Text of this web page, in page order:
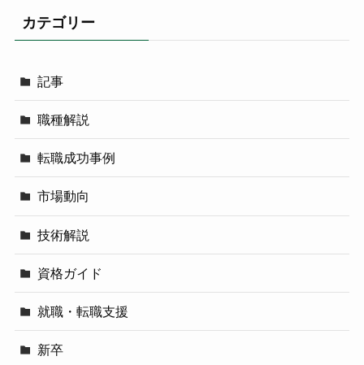
カテゴリー
記事
職種解説
転職成功事例
市場動向
技術解説
資格ガイド
就職・転職支援
新卒